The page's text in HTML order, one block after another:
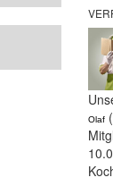
Olaf